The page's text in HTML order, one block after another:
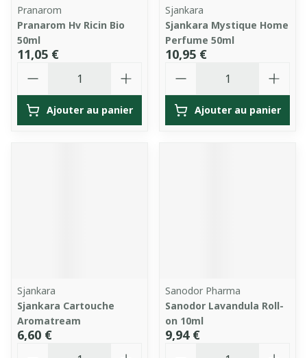
Pranarom
Pranarom Hv Ricin Bio
50ml
11,05 €
Ajouter au panier
Sjankara
Sjankara Mystique Home
Perfume 50ml
10,95 €
Ajouter au panier
Sjankara
Sjankara Cartouche
Aromatream
6,60 €
Sanodor Pharma
Sanodor Lavandula Roll-
on 10ml
9,94 €